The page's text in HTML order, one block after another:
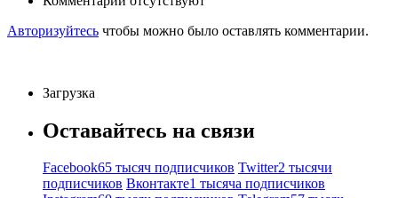
Авторизуйтесь чтобы можно было оставлять комментарии.
Загрузка
Оставайтесь на связи
Facebook65 тысяч подписчиков Twitter2 тысячи
подписчиков Вконтакте1 тысяча подписчиков